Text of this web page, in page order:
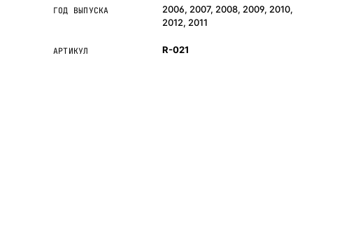
ГОД ВЫПУСКА
2006, 2007, 2008, 2009, 2010,
2012, 2011
АРТИКУЛ R-021